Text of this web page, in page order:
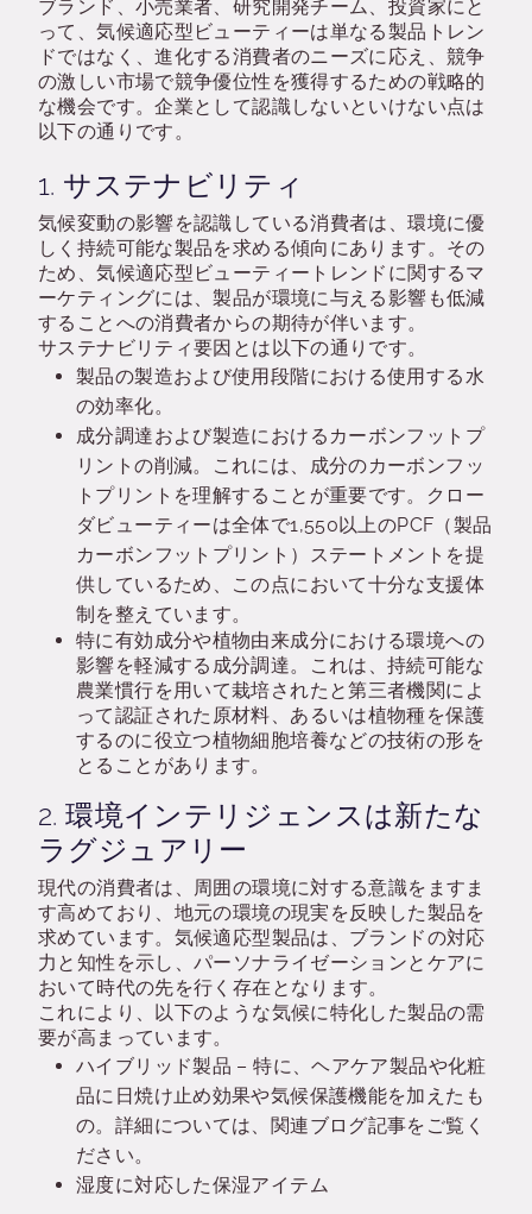
ブランド、小売業者、研究開発チーム、投資家にと
って、気候適応型ビューティーは単なる製品トレン
ドではなく、進化する消費者のニーズに応え、競争
の激しい市場で競争優位性を獲得するための戦略的
な機会です。企業として認識しないといけない点は
以下の通りです。
1. サステナビリティ
気候変動の影響を認識している消費者は、環境に優
しく持続可能な製品を求める傾向にあります。その
ため、気候適応型ビューティートレンドに関するマ
ーケティングには、製品が環境に与える影響も低減
することへの消費者からの期待が伴います。
サステナビリティ要因とは以下の通りです。
製品の製造および使用段階における使用する水
の効率化。
成分調達および製造におけるカーボンフットプ
リントの削減。これには、成分のカーボンフッ
トプリントを理解することが重要です。クロー
ダビューティーは全体で1,550以上のPCF（製品
カーボンフットプリント）ステートメントを提
供しているため、この点において十分な支援体
制を整えています。
特に有効成分や植物由来成分における環境への
影響を軽減する成分調達。これは、持続可能な
農業慣行を用いて栽培されたと第三者機関によ
って認証された原材料、あるいは植物種を保護
するのに役立つ植物細胞培養などの技術の形を
とることがあります。
2.環境インテリジェンスは新たな
ラグジュアリー
現代の消費者は、周囲の環境に対する意識をますま
す高めており、地元の環境の現実を反映した製品を
求めています。気候適応型製品は、ブランドの対応
力と知性を示し、パーソナライゼーションとケアに
おいて時代の先を行く存在となります。
これにより、以下のような気候に特化した製品の需
要が高まっています。
ハイブリッド製品 – 特に、ヘアケア製品や化粧
品に日焼け止め効果や気候保護機能を加えたも
の。詳細については、関連ブログ記事をご覧く
ださい。
湿度に対応した保湿アイテム